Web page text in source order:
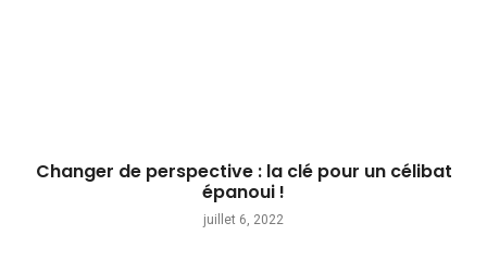
Changer de perspective : la clé pour un célibat
épanoui !
juillet 6, 2022